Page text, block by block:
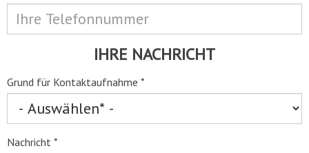
IHRE NACHRICHT
Grund für Kontaktaufnahme *
Nachricht *